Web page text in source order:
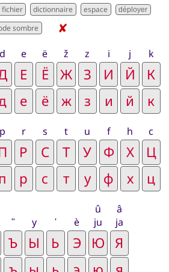
dictionnaire déployer
✘
d e ë ž z i j k
p r s t u f h c
ʺ y ʹ è
û
ju
â
ja